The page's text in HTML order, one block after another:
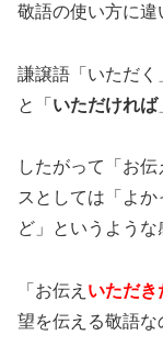
敬語の使い方に違
謙譲語「いただく
と「 いただければ
したがって「お伝
スとしては「よ
ど」というような
「お伝え いただき
望を伝える敬語